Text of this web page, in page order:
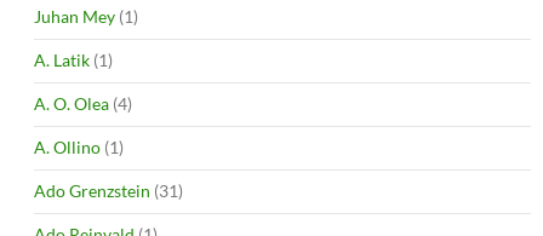
Juhan Mey (1)
A. Latik (1)
A. O. Olea (4)
A. Ollino (1)
Ado Grenzstein (31)